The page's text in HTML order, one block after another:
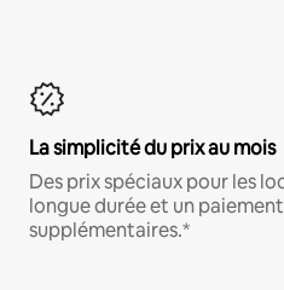
La simplicité du prix au mois
Des prix spéciaux pour les
longue durée et un
supplémentaires.*